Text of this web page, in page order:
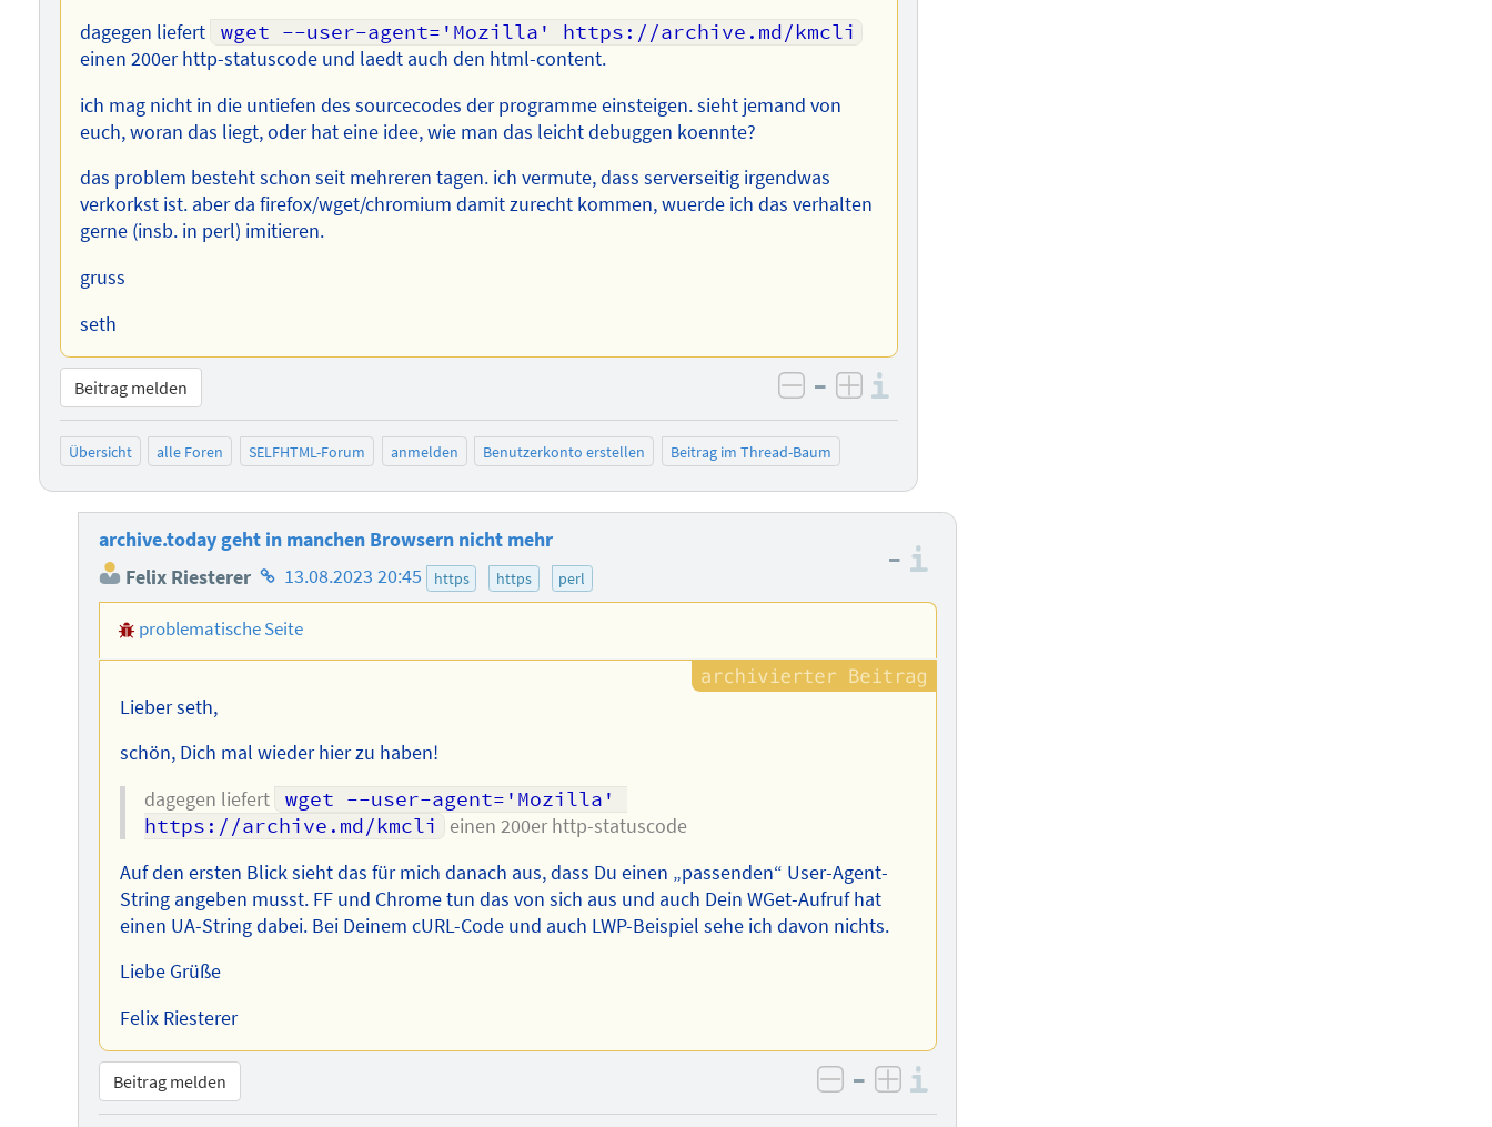
dagegen liefert
wget --user-agent='Mozilla' https://archive.md/kmcli
einen 200er http-statuscode und laedt auch den html-content.
ich mag nicht in die untiefen des sourcecodes der programme einsteigen. sieht jemand von
euch, woran das liegt, oder hat eine idee, wie man das leicht debuggen koennte?
das problem besteht schon seit mehreren tagen. ich vermute, dass serverseitig irgendwas
verkorkst ist. aber da firefox/wget/chromium damit zurecht kommen, wuerde ich das verhalten
gerne (insb. in perl) imitieren.
gruss
seth
Beitrag melden negativ bewerten
– positiv bewerten
Übersicht alle Foren SELFHTML-Forum anmelden Benutzerkonto erstellen Beitrag im Thread-Baum
archive.today geht in manchen Browsern nicht mehr
Felix Riesterer Homepage
des
Autors
13.08.2023 20:45 https https perl
–
problematische Seite
Lieber seth,
schön, Dich mal wieder hier zu haben!
dagegen liefert
wget --user-agent='Mozilla'
https://archive.md/kmcli
einen 200er http-statuscode
Auf den ersten Blick sieht das für mich danach aus, dass Du einen „passenden“ User-Agent-
String angeben musst. FF und Chrome tun das von sich aus und auch Dein WGet-Aufruf hat
einen UA-String dabei. Bei Deinem cURL-Code und auch LWP-Beispiel sehe ich davon nichts.
Liebe Grüße
Felix Riesterer
Beitrag melden negativ bewerten
– positiv bewerten